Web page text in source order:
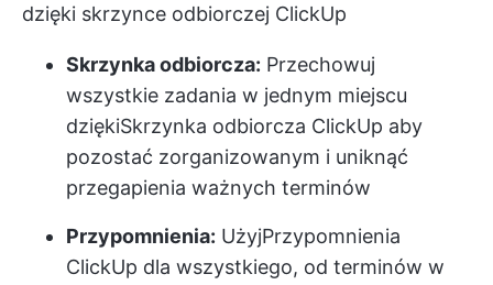
dzięki skrzynce odbiorczej ClickUp
Skrzynka odbiorcza: Przechowuj
wszystkie zadania w jednym miejscu
dziękiSkrzynka odbiorcza ClickUp aby
pozostać zorganizowanym i uniknąć
przegapienia ważnych terminów
Przypomnienia: UżyjPrzypomnienia
ClickUp dla wszystkiego, od terminów w